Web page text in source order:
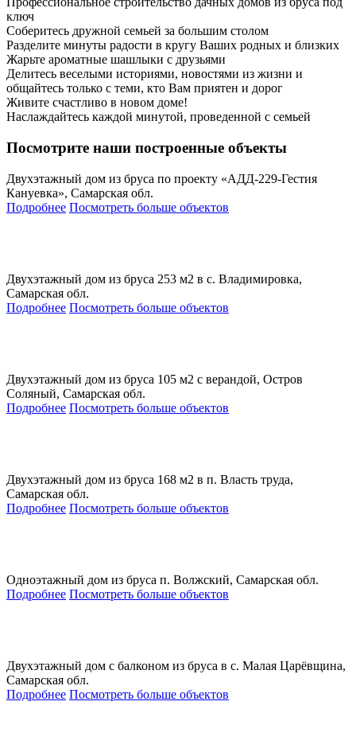
ключ
Соберитесь дружной семьей за большим столом
Разделите минуты радости в кругу Ваших родных и близких
Жарьте ароматные шашлыки с друзьями
Делитесь веселыми историями, новостями из жизни и
общайтесь только с теми, кто Вам приятен и дорог
Живите счастливо в новом доме!
Наслаждайтесь каждой минутой, проведенной с семьей
Посмотрите наши построенные объекты
Двухэтажный дом из бруса по проекту «АДД-229-Гестия
Кануевка», Самарская обл.
Подробнее Посмотреть больше объектов
Двухэтажный дом из бруса 253 м2 в с. Владимировка,
Самарская обл.
Подробнее Посмотреть больше объектов
Двухэтажный дом из бруса 105 м2 с верандой, Остров
Соляный, Самарская обл.
Подробнее Посмотреть больше объектов
Двухэтажный дом из бруса 168 м2 в п. Власть труда,
Самарская обл.
Подробнее Посмотреть больше объектов
Одноэтажный дом из бруса п. Волжский, Самарская обл.
Подробнее Посмотреть больше объектов
Двухэтажный дом с балконом из бруса в с. Малая Царёвщина,
Самарская обл.
Подробнее Посмотреть больше объектов